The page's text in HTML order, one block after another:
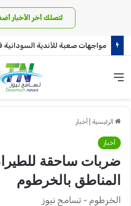
لتصلك أخر الأخبار
مواجهات صعبة للأندية السودانية
القائمة
الرئيسية أخبار
أخبار
ضربات ساحقة
المناطق بالخرطوم
الخرطوم - تسامح نيوز